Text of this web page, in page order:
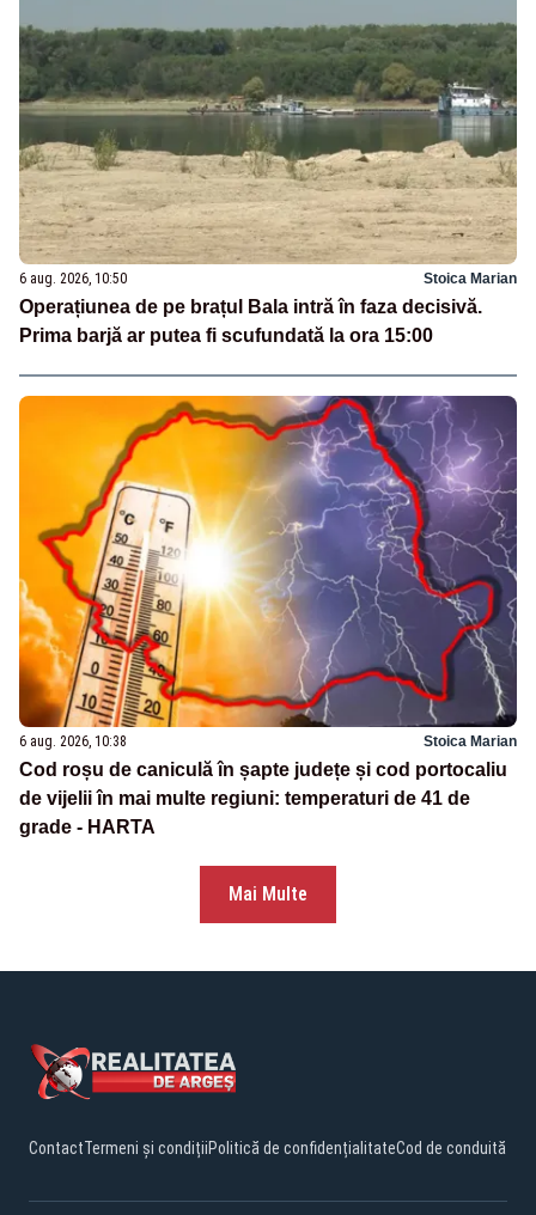
6 aug. 2026, 10:50 Stoica Marian
Operațiunea de pe brațul Bala intră în faza decisivă.
Prima barjă ar putea fi scufundată la ora 15:00
6 aug. 2026, 10:38 Stoica Marian
Cod roșu de caniculă în șapte județe și cod portocaliu
de vijelii în mai multe regiuni: temperaturi de 41 de
grade - HARTA
Mai Multe
ContactTermeni și condițiiPolitică de confidențialitateCod de conduită